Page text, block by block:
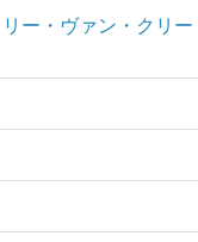
リー・ヴァン・クリー